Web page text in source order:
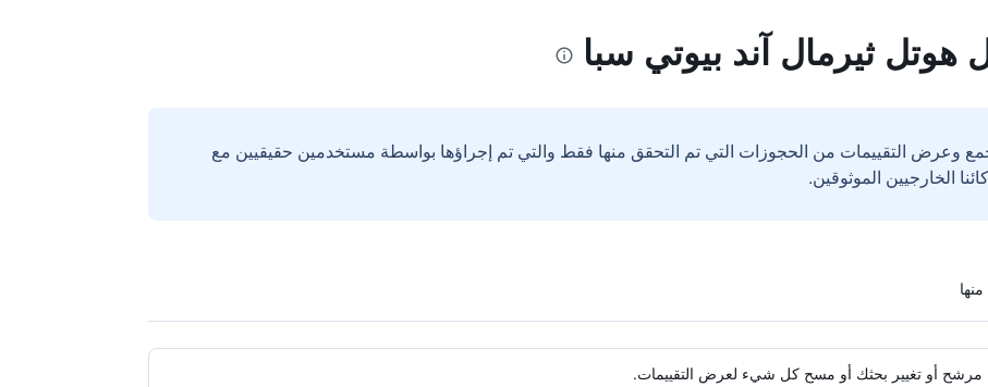
هوتل ثيرمال آند بيوتي سبا
وعرض التقييمات من الحجوزات التي تم التحقق منها فقط والتي تم إجراؤها بواسطة مستخدمين حقيقيين مع
مرشح أو تغيير بحثك أو مسح كل شيء لعرض التقييمات.